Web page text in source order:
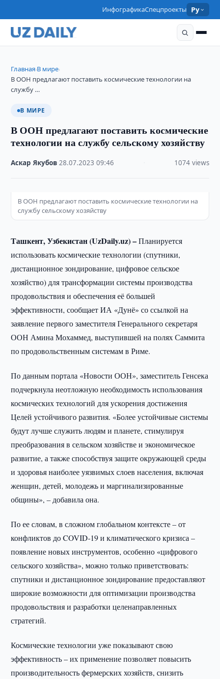
ИнфографикаСпецпроекты Ру
Главная›В мире›
В ООН предлагают поставить космические технологии на
службу …
В МИРЕ
В ООН предлагают поставить космические
технологии на службу сельскому хозяйству
Аскар Якубов ·28.07.2023 ·09:46 1074 views
В ООН предлагают поставить космические технологии на
службу сельскому хозяйству
Ташкент, Узбекистан (UzDaily.uz) –Планируется
использовать космические технологии (спутники,
дистанционное зондирование, цифровое сельское
хозяйство) для трансформации системы производства
продовольствия и обеспечения её большей
эффективности, сообщает ИА «Дунё» со ссылкой на
заявление первого заместителя Генерального секретаря
ООН Амина Мохаммед, выступившей на полях Саммита
по продовольственным системам в Риме.
По данным портала «Новости ООН», заместитель Генсека
подчеркнула неотложную необходимость использования
космических технологий для ускорения достижения
Целей устойчивого развития. «Более устойчивые системы
будут лучше служить людям и планете, стимулируя
преобразования в сельском хозяйстве и экономическое
развитие, а также способствуя защите окружающей среды
и здоровья наиболее уязвимых слоев населения, включая
женщин, детей, молодежь и маргинализированные
общины», – добавила она.
По ее словам, в сложном глобальном контексте – от
конфликтов до COVID-19 и климатического кризиса –
появление новых инструментов, особенно «цифрового
сельского хозяйства», можно только приветствовать:
спутники и дистанционное зондирование предоставляют
широкие возможности для оптимизации производства
продовольствия и разработки целенаправленных
стратегий.
Космические технологии уже показывают свою
эффективность – их применение позволяет повысить
производительность фермерских хозяйств, снизить